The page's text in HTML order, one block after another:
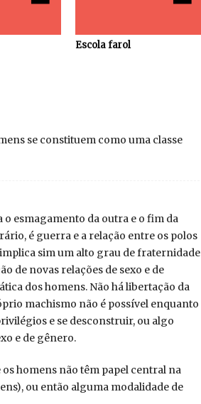
Escola farol
se constituem como uma classe
o esmagamento da outra e o fim da
é guerra e a relação entre os polos
sim um alto grau de fraternidade
de novas relações de sexo e de
dos homens. Não há libertação da
machismo não é possível enquanto
e se desconstruir, ou algo
e de gênero.
homens não têm papel central na
ou então alguma modalidade de